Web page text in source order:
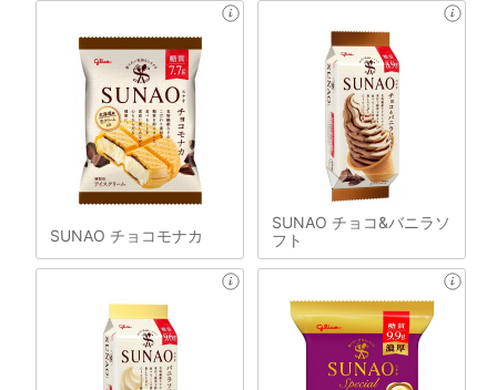
SUNAO チョコモナカ
SUNAO チョコ&バニラソ
フト